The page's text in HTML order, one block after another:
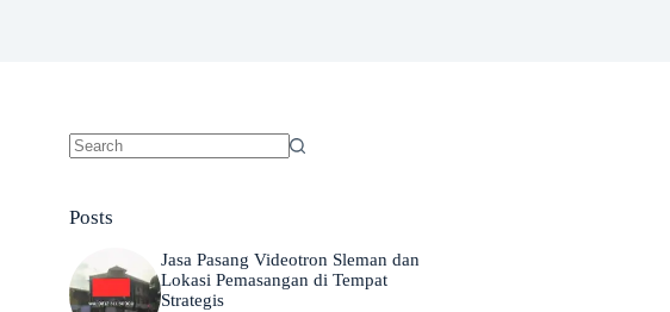
Posts
Jasa Pasang Videotron Sleman dan
Lokasi Pemasangan di Tempat
Strategis